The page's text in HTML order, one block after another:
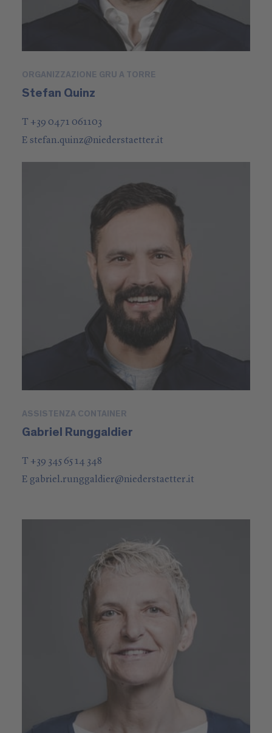
ORGANIZZAZIONE GRU A TORRE
Stefan Quinz
T +39 0471 061103
Estefan.quinz@niederstaetter.it
ASSISTENZA CONTAINER
Gabriel Runggaldier
T +39 345 65 14 348
E gabriel.runggaldier@niederstaetter.it